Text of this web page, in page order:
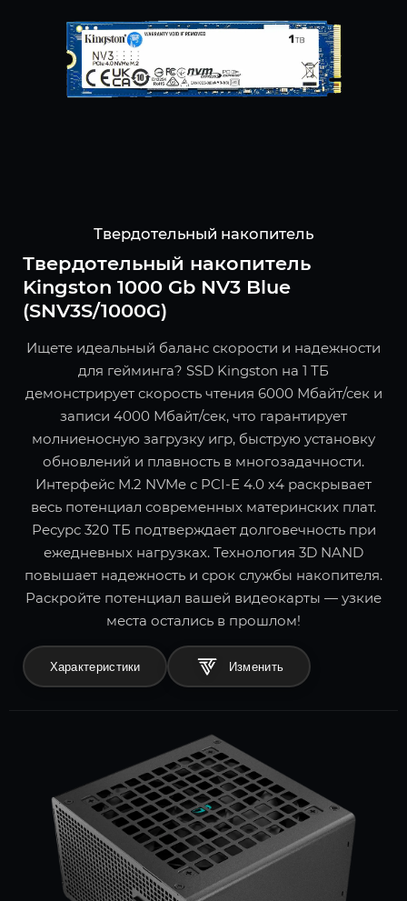
Твердотельный накопитель
Твердотельный накопитель
Kingston 1000 Gb NV3 Blue
(SNV3S/1000G)
Ищете идеальный баланс скорости и надежности
для гейминга? SSD Kingston на 1 ТБ
демонстрирует скорость чтения 6000 Мбайт/сек и
записи 4000 Мбайт/сек, что гарантирует
молниеносную загрузку игр, быструю установку
обновлений и плавность в многозадачности.
Интерфейс M.2 NVMe с PCI-E 4.0 x4 раскрывает
весь потенциал современных материнских плат.
Ресурс 320 ТБ подтверждает долговечность при
ежедневных нагрузках. Технология 3D NAND
повышает надежность и срок службы накопителя.
Раскройте потенциал вашей видеокарты — узкие
места остались в прошлом!
Характеристики